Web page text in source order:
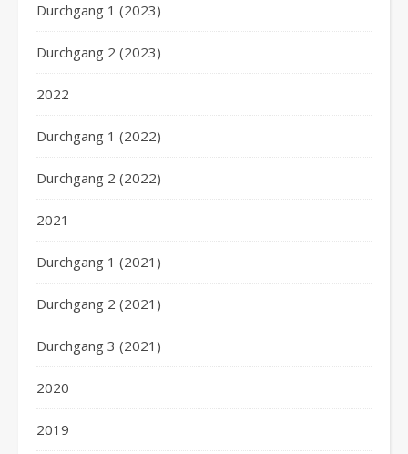
Durchgang 1 (2023)
Durchgang 2 (2023)
2022
Durchgang 1 (2022)
Durchgang 2 (2022)
2021
Durchgang 1 (2021)
Durchgang 2 (2021)
Durchgang 3 (2021)
2020
2019